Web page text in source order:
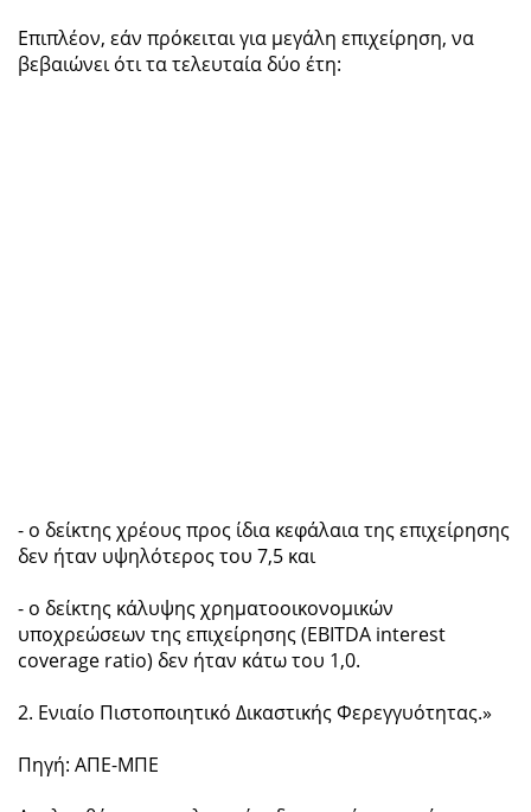
Επιπλέον, εάν πρόκειται για μεγάλη επιχείρηση, να
βεβαιώνει ότι τα τελευταία δύο έτη:
- ο δείκτης χρέους προς ίδια κεφάλαια της επιχείρησης
δεν ήταν υψηλότερος του 7,5 και
- ο δείκτης κάλυψης χρηματοοικονομικών
υποχρεώσεων της επιχείρησης (EBITDA interest
coverage ratio) δεν ήταν κάτω του 1,0.
2. Ενιαίο Πιστοποιητικό Δικαστικής Φερεγγυότητας.»
Πηγή: ΑΠΕ-ΜΠΕ